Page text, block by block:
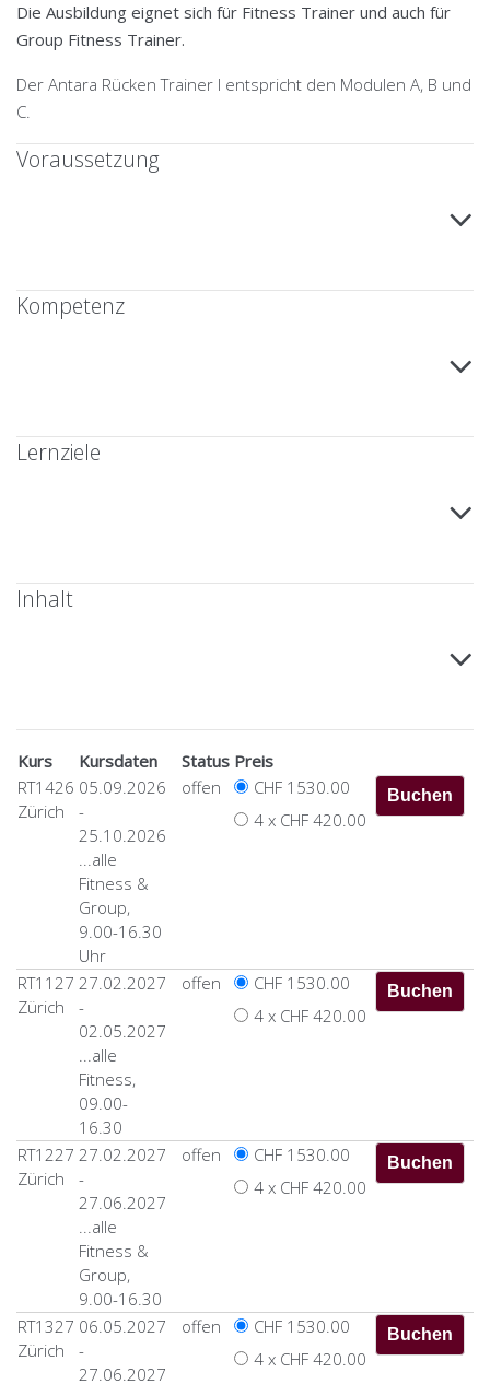
Die Ausbildung eignet sich für Fitness Trainer und auch für
Group Fitness Trainer.
Der Antara Rücken Trainer I entspricht den Modulen A, B und
C.
Voraussetzung
Kompetenz
Lernziele
Inhalt
Kurs Kursdaten Status Preis
RT1426
Zürich
05.09.2026
-
25.10.2026
...alle
Fitness &
Group,
9.00-16.30
Uhr
offen
CHF 1530.00
4 x CHF 420.00
RT1127
Zürich
27.02.2027
-
02.05.2027
...alle
Fitness,
09.00-
16.30
offen
CHF 1530.00
4 x CHF 420.00
RT1227
Zürich
27.02.2027
-
27.06.2027
...alle
Fitness &
Group,
9.00-16.30
offen
CHF 1530.00
4 x CHF 420.00
RT1327
Zürich
06.05.2027
-
27.06.2027
offen
CHF 1530.00
4 x CHF 420.00